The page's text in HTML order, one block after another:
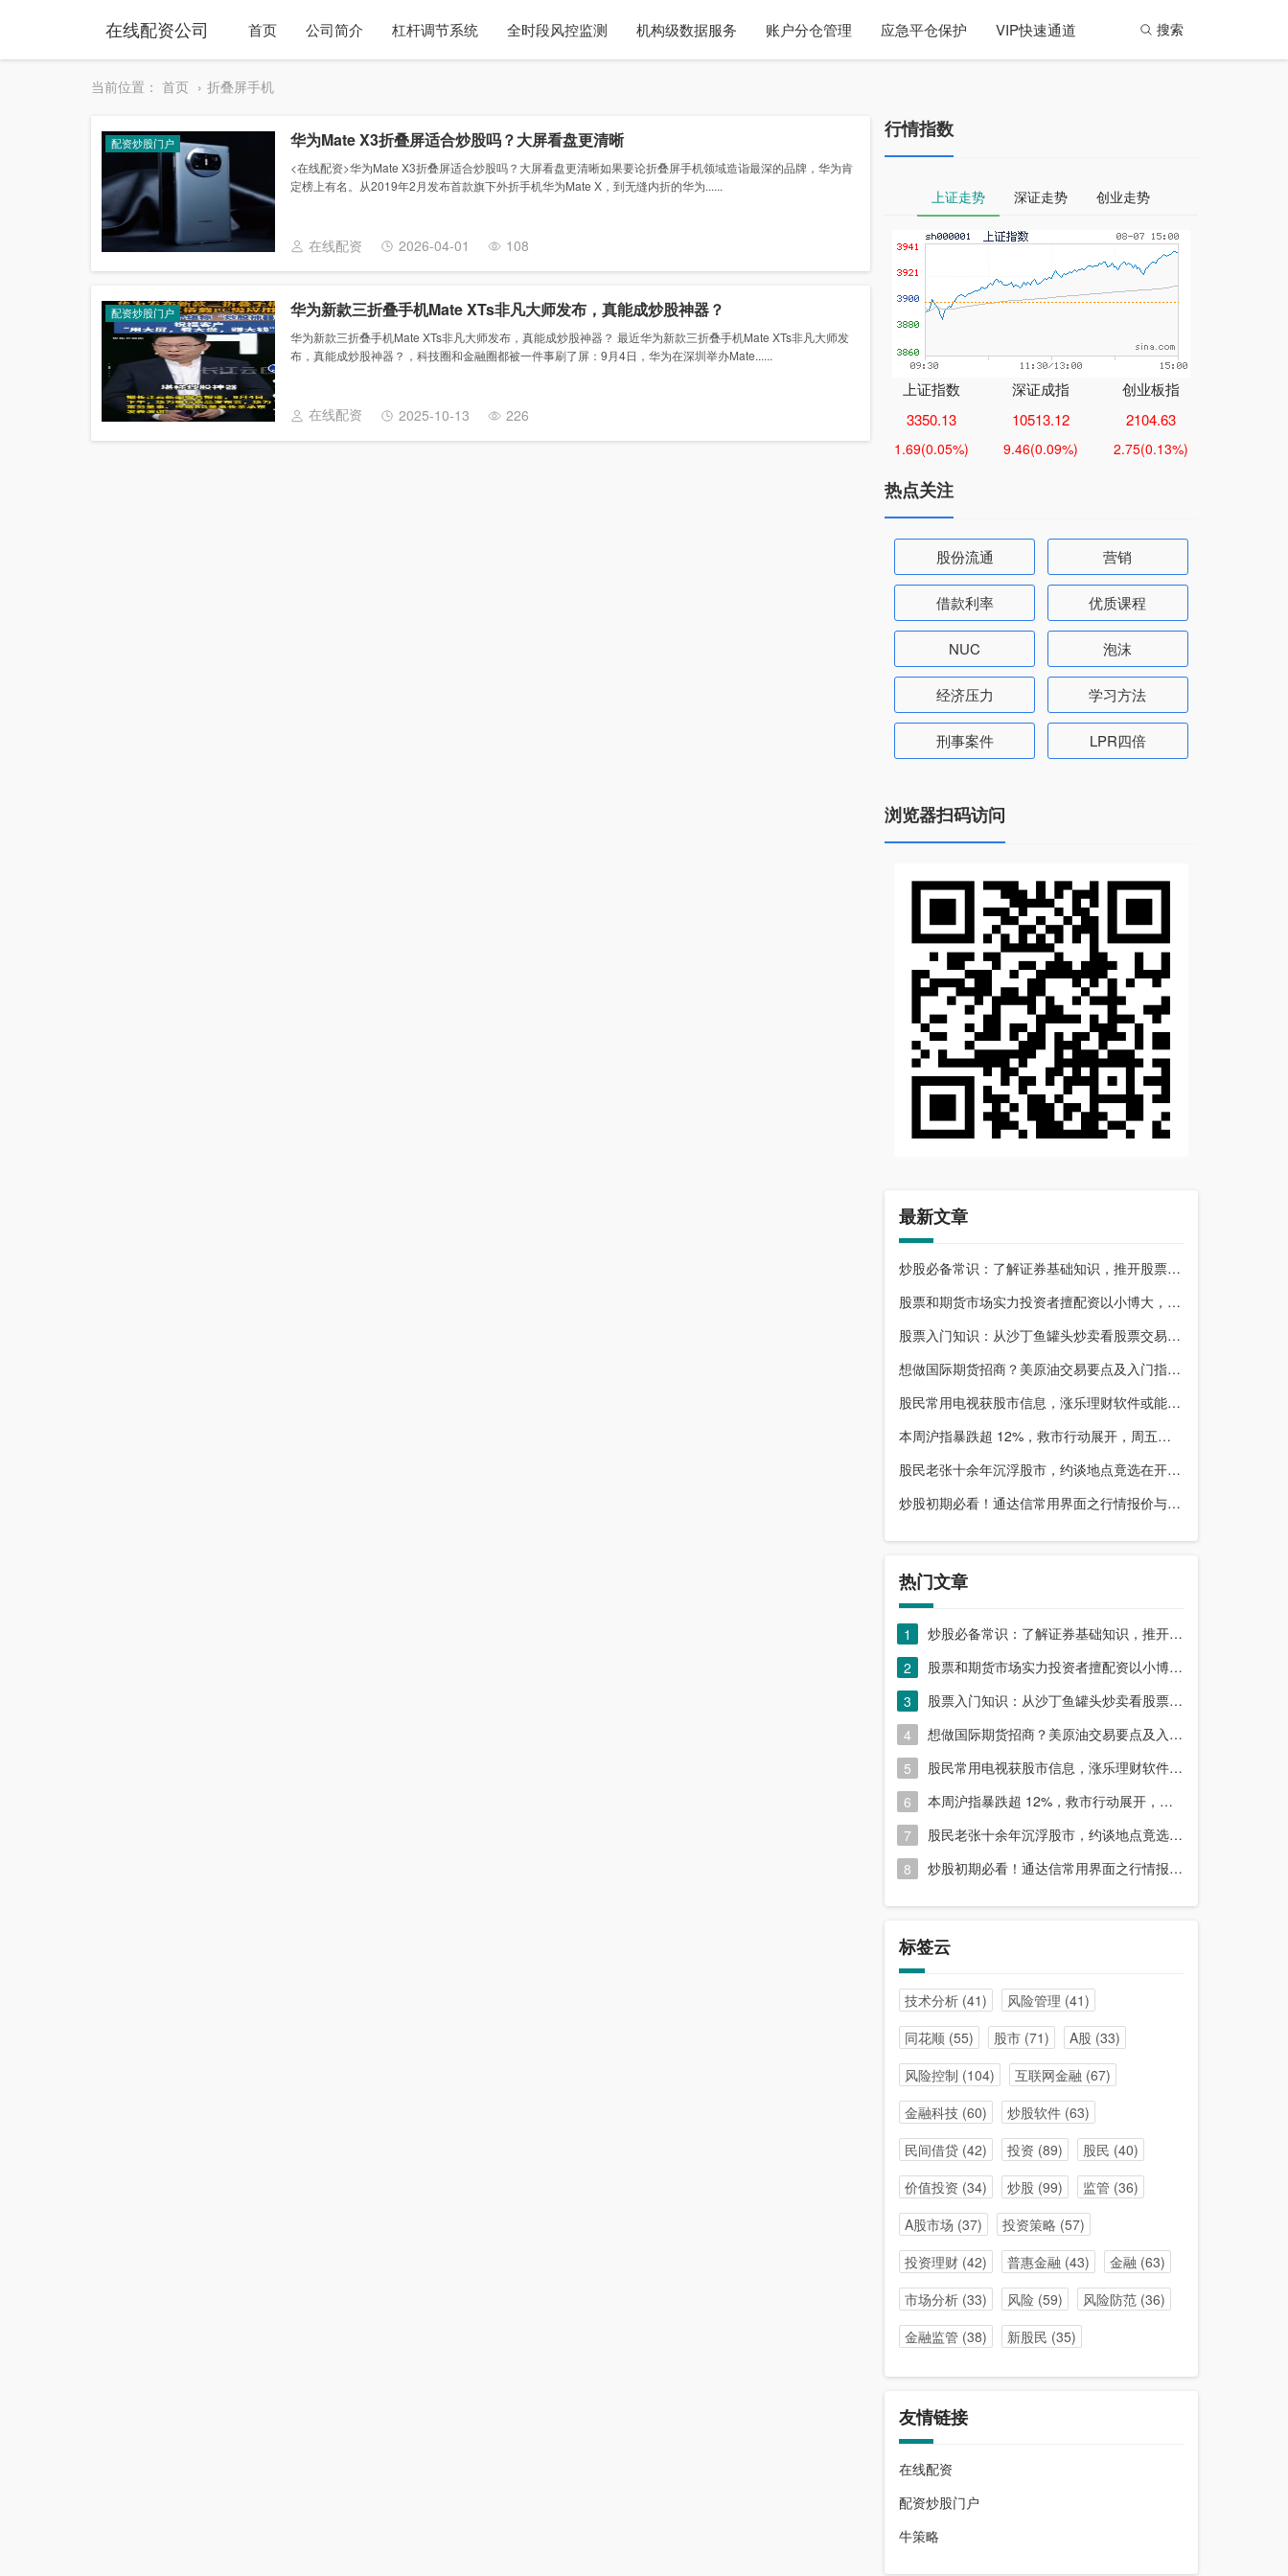
在线配资公司 首页 公司简介 杠杆调节系统 全时段风控监测 机构级数据服务 账户分仓管理 应急平仓保护 VIP快速通道 搜索
当前位置： 首页 折叠屏手机
配资炒股门户 华为Mate X3折叠屏适合炒股吗？大屏看盘更清晰
<在线配资>华为Mate X3折叠屏适合炒股吗？大屏看盘更清晰如果要论折叠屏手机领域造诣最深的品牌，华为肯
定榜上有名。从2019年2月发布首款旗下外折手机华为Mate X，到无缝内折的华为......
在线配资 2026-04-01 108
配资炒股门户 华为新款三折叠手机Mate XTs非凡大师发布，真能成炒股神器？
华为新款三折叠手机Mate XTs非凡大师发布，真能成炒股神器？ 最近华为新款三折叠手机Mate XTs非凡大师发
布，真能成炒股神器？，科技圈和金融圈都被一件事刷了屏：9月4日，华为在深圳举办Mate......
在线配资 2025-10-13 226
行情指数
上证走势 深证走势 创业走势
上证指数
3350.13
1.69(0.05%)
深证成指
10513.12
9.46(0.09%)
创业板指
2104.63
2.75(0.13%)
热点关注
股份流通 营销
借款利率 优质课程
NUC 泡沫
经济压力 学习方法
刑事案件 LPR四倍
浏览器扫码访问
最新文章
炒股必备常识：了解证券基础知识，推开股票市场大门
股票和期货市场实力投资者擅配资以小博大，顶配网优势尽显
股票入门知识：从沙丁鱼罐头炒卖看股票交易本质，你了解吗？
想做国际期货招商？美原油交易要点及入门指南请收好
股民常用电视获股市信息，涨乐理财软件或能满足更多需求？
本周沪指暴跌超 12%，救市行动展开，周五市场有何措施？
股民老张十余年沉浮股市，约谈地点竟选在开户超市门口？
炒股初期必看！通达信常用界面之行情报价与分时图介绍
热门文章
1
炒股必备常识：了解证券基础知识，推开股票市场大门
2
股票和期货市场实力投资者擅配资以小博大，顶配网优势尽显
3
股票入门知识：从沙丁鱼罐头炒卖看股票交易本质，你了解吗？
4
想做国际期货招商？美原油交易要点及入门指南请收好
5
股民常用电视获股市信息，涨乐理财软件或能满足更多需求？
6
本周沪指暴跌超 12%，救市行动展开，周五市场有何措施？
7
股民老张十余年沉浮股市，约谈地点竟选在开户超市门口？
8
炒股初期必看！通达信常用界面之行情报价与分时图介绍
标签云
技术分析 (41) 风险管理 (41)
同花顺 (55) 股市 (71) A股 (33)
风险控制 (104) 互联网金融 (67)
金融科技 (60) 炒股软件 (63)
民间借贷 (42) 投资 (89) 股民 (40)
价值投资 (34) 炒股 (99) 监管 (36)
A股市场 (37) 投资策略 (57)
投资理财 (42) 普惠金融 (43) 金融 (63)
市场分析 (33) 风险 (59) 风险防范 (36)
金融监管 (38) 新股民 (35)
友情链接
在线配资
配资炒股门户
牛策略